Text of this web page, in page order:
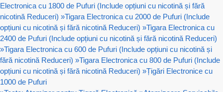
Electronica cu 1800 de Pufuri (Include opțiuni cu nicotină și fără
nicotină Reduceri) »Tigara Electronica cu 2000 de Pufuri (Include
opțiuni cu nicotină și fără nicotină Reduceri) »Tigara Electronica cu
2400 de Pufuri (Include opțiuni cu nicotină și fără nicotină Reduceri)
»Tigara Electronica cu 600 de Pufuri (Include opțiuni cu nicotină și
fără nicotină Reduceri) »Tigara Electronica cu 800 de Pufuri (Include
opțiuni cu nicotină și fără nicotină Reduceri) »Țigări Electronice cu
1000 de Pufuri